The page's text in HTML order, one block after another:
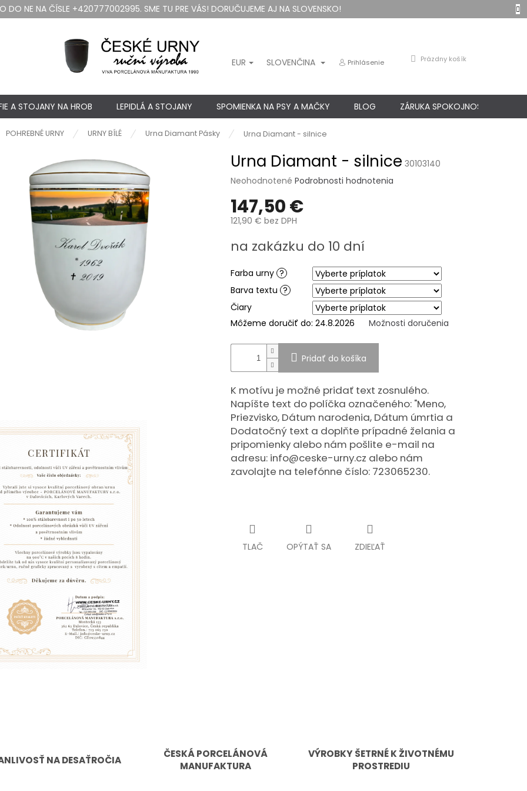
DO NE NA ČÍSLE +420777002995. SME TU PRE VÁS! DORUČUJEME AJ NA SLOVENSKO!
EUR SLOVENČINA Prihlásenie
NÁKUPNÝ
Prázdny košík
A STOJANY NA HROB LEPIDLÁ A STOJANY SPOMIENKA NA PSY A MAČKY BLOG ZÁRUKA SPOKOJNOSTI
POHREBNÉ URNY URNY BÍLÉ Urna Diamant Pásky Urna Diamant - silnice
Urna Diamant - silnice 30103140
Priemerné
produktu
je
0,0
5
Neohodnotené Podrobnosti hodnotenia
147,50 €
121,90 € bez DPH
cena:
na zakázku do 10 dní
Farba urny ?
Barva textu ?
Čiary
Môžeme doručiť do: 24.8.2026 Možnosti doručenia
Pridať do košíka
K motívu je možné pridať text zosnulého.
Napíšte text do políčka označeného: "Meno,
Priezvisko, Dátum narodenia, Dátum úmrtia a
Dodatočný text a doplňte prípadné želania a
pripomienky alebo nám pošlite e-mail na
adresu: info@ceske-urny.cz alebo nám
zavolajte na telefónne číslo: 723065230.
TLAČ OPÝTAŤ SA ZDIEĽAŤ
NA DESAŤROČIA
ČESKÁ PORCELÁNOVÁ
MANUFAKTURA
VÝROBKY ŠETRNÉ K ŽIVOTNÉMU
PROSTREDIU